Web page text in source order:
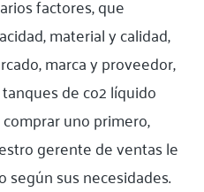
factores, que
material y calidad,
marca y proveedor,
de co2 líquido
uno primero,
gerente de ventas le
según sus necesidades.